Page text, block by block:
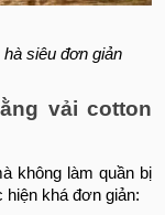
siêu đơn giản
vải cotton
không làm quần bị
hiện khá đơn giản: